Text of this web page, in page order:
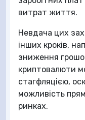
витрат життя.
Невдача цих
інших кроків,
зниження
криптовалюти
стагфляцією,
можливість
ринках.